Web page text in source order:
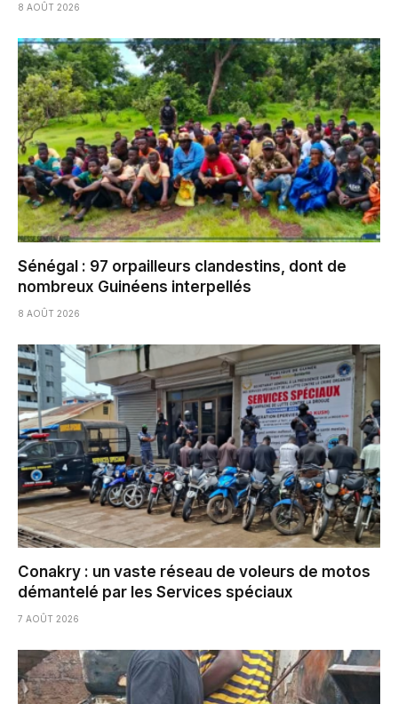
8 AOÛT 2026
Sénégal : 97 orpailleurs clandestins, dont de
nombreux Guinéens interpellés
8 AOÛT 2026
Conakry : un vaste réseau de voleurs de motos
démantelé par les Services spéciaux
7 AOÛT 2026